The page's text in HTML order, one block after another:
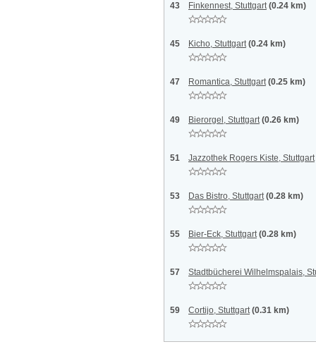
43 Finkennest, Stuttgart (0.24 km)
45 Kicho, Stuttgart (0.24 km)
47 Romantica, Stuttgart (0.25 km)
49 Bierorgel, Stuttgart (0.26 km)
51 Jazzothek Rogers Kiste, Stuttgart
53 Das Bistro, Stuttgart (0.28 km)
55 Bier-Eck, Stuttgart (0.28 km)
57 Stadtbücherei Wilhelmspalais,
59 Cortijo, Stuttgart (0.31 km)